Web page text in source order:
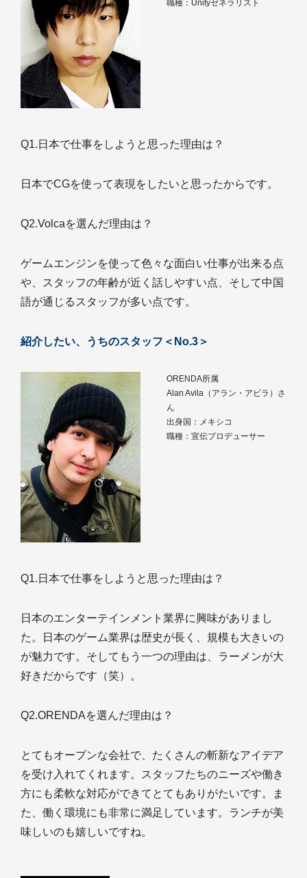
職種：Unityゼネラリスト
Q1.日本で仕事をしようと思った理由は？
日本でCGを使って表現をしたいと思ったからです。
Q2.Volcaを選んだ理由は？
ゲームエンジンを使って色々な面白い仕事が出来る点
や、スタッフの年齢が近く話しやすい点、そして中国
語が通じるスタッフが多い点です。
紹介したい、うちのスタッフ＜No.3＞
ORENDA所属
Alan Avila（アラン・アビラ）さ
ん
出身国：メキシコ
職種：宣伝プロデューサー
Q1.日本で仕事をしようと思った理由は？
日本のエンターテインメント業界に興味がありまし
た。日本のゲーム業界は歴史が長く、規模も大きいの
が魅力です。そしてもう一つの理由は、ラーメンが大
好きだからです（笑）。
Q2.ORENDAを選んだ理由は？
とてもオープンな会社で、たくさんの斬新なアイデア
を受け入れてくれます。スタッフたちのニーズや働き
方にも柔軟な対応ができてとてもありがたいです。ま
た、働く環境にも非常に満足しています。ランチが美
味しいのも嬉しいですね。